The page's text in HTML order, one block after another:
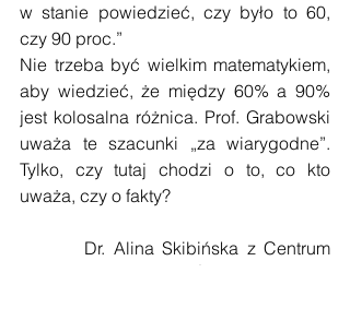
w stanie powiedzieć, czy było to 60,
czy 90 proc.”
Nie trzeba być wielkim matematykiem,
aby wiedzieć, że między 60% a 90%
jest kolosalna różnica. Prof. Grabowski
uważa te szacunki „za wiarygodne”.
Tylko, czy tutaj chodzi o to, co kto
uważa, czy o fakty?